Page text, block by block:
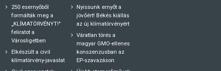
250 esernyőből
formálták meg a
„KLÍMATÖRVÉNYT!"
feliratot a
Városligetben
Elkészült a civil
klímatörvény-javaslat
Nyissunk ernyőt a
jövőért! Békés kiállás
az új klímatörvényért
Váratlan törés a
magyar GMO-ellenes
konszenzusban az
EP-szavazáson